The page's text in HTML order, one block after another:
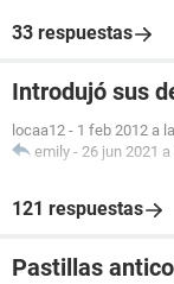
33 respuestas
Introdujó sus
locaa12 - 1 feb 2012 a
emily - 26 jun 2021
121 respuestas
Pastillas